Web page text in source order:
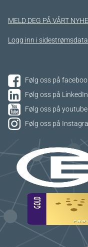
MELD DEG PÅ VÅRT
Logg inn i
Følg oss på
Følg oss på LinkedIn
Følg oss på youtube
Følg oss på